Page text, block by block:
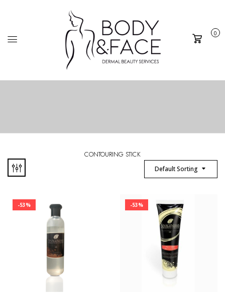
Καλάθι
0
CONTOURING STICK
Default Sorting
-53% -53%